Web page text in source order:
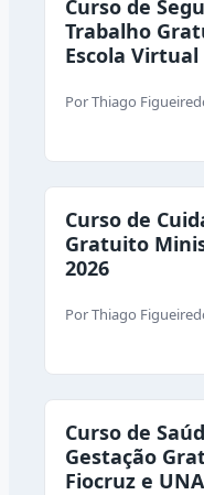
Curso de
Trabalho
Escola Virtual
PorThiago
Curso de
Gratuito
2026
PorThiago
Curso de
Gestação
Fiocruz e